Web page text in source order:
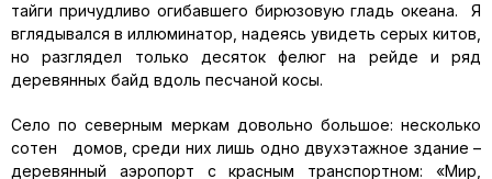
тайги причудливо огибавшего бирюзовую гладь океана. Я
вглядывался в иллюминатор, надеясь увидеть серых китов,
но разглядел только десяток фелюг на рейде и ряд
деревянных байд вдоль песчаной косы.
Село по северным меркам довольно большое: несколько
сотен домов, среди них лишь одно двухэтажное здание –
деревянный аэропорт с красным транспортном: «Мир,